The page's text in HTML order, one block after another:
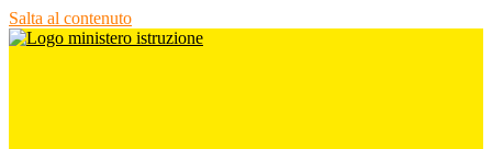
Salta al contenuto